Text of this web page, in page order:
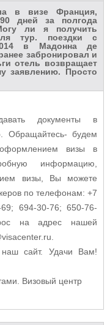
в визе Франция,
дней за полгода
ли я получить
тур. поездки с
в Мадонна де
забронировал и
отель возвращает
заявлению. Просто
документы в
Обращайтесь- будем
визы в
информацию,
визы, Вы можете
по телефонам: +7
694-30-76; 650-76-
на адрес нашей
сайт. Удачи Вам!
Визовый центр